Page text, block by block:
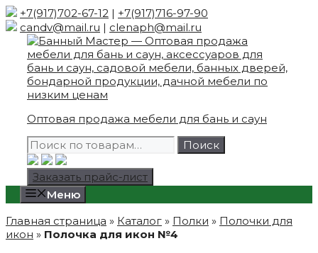
Skip
to
content
+7(917)702-67-12 | +7(917)716-97-90
candv@mail.ru | clenaph@mail.ru
Оптовая продажа мебели для бань и саун
Искать:
Поиск
Заказать прайс-лист
Меню
Главная страница » Каталог » Полки » Полочки для
икон » Полочка для икон №4